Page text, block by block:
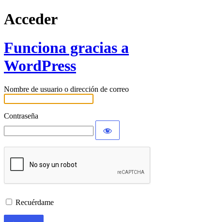
Acceder
Funciona gracias a
WordPress
Nombre de usuario o dirección de correo
Contraseña
Recuérdame